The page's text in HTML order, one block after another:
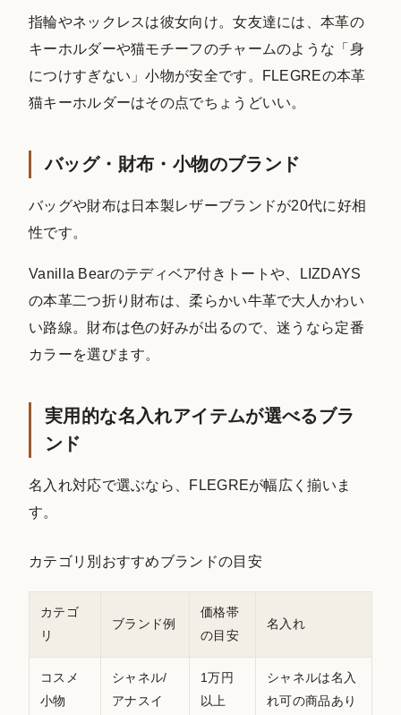
指輪やネックレスは彼女向け。女友達には、本革の
キーホルダーや猫モチーフのチャームのような「身
につけすぎない」小物が安全です。FLEGREの本革
猫キーホルダーはその点でちょうどいい。
バッグ・財布・小物のブランド
バッグや財布は日本製レザーブランドが20代に好相
性です。
Vanilla Bearのテディベア付きトートや、LIZDAYS
の本革二つ折り財布は、柔らかい牛革で大人かわい
い路線。財布は色の好みが出るので、迷うなら定番
カラーを選びます。
実用的な名入れアイテムが選べるブラ
ンド
名入れ対応で選ぶなら、FLEGREが幅広く揃いま
す。
カテゴリ別おすすめブランドの目安
カテゴ
リ
ブランド例
価格帯
の目安
名入れ
コスメ
小物
シャネル/
アナスイ
1万円
以上
シャネルは名入
れ可の商品あり